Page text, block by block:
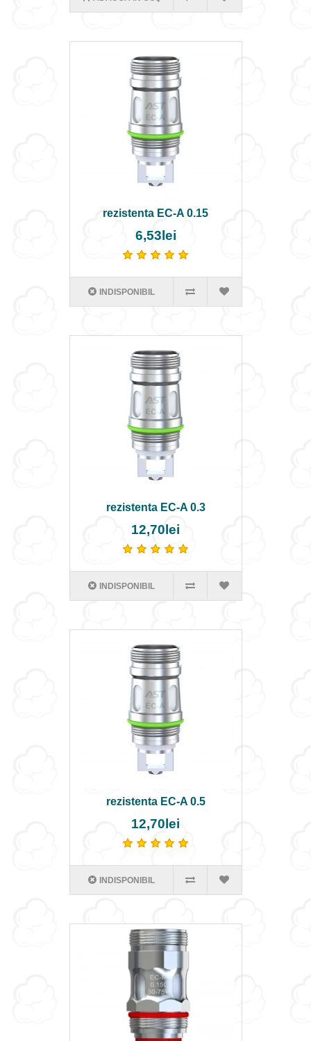
rezistenta EC-A 0.15
6,53lei
INDISPONIBIL
rezistenta EC-A 0.3
12,70lei
INDISPONIBIL
rezistenta EC-A 0.5
12,70lei
INDISPONIBIL